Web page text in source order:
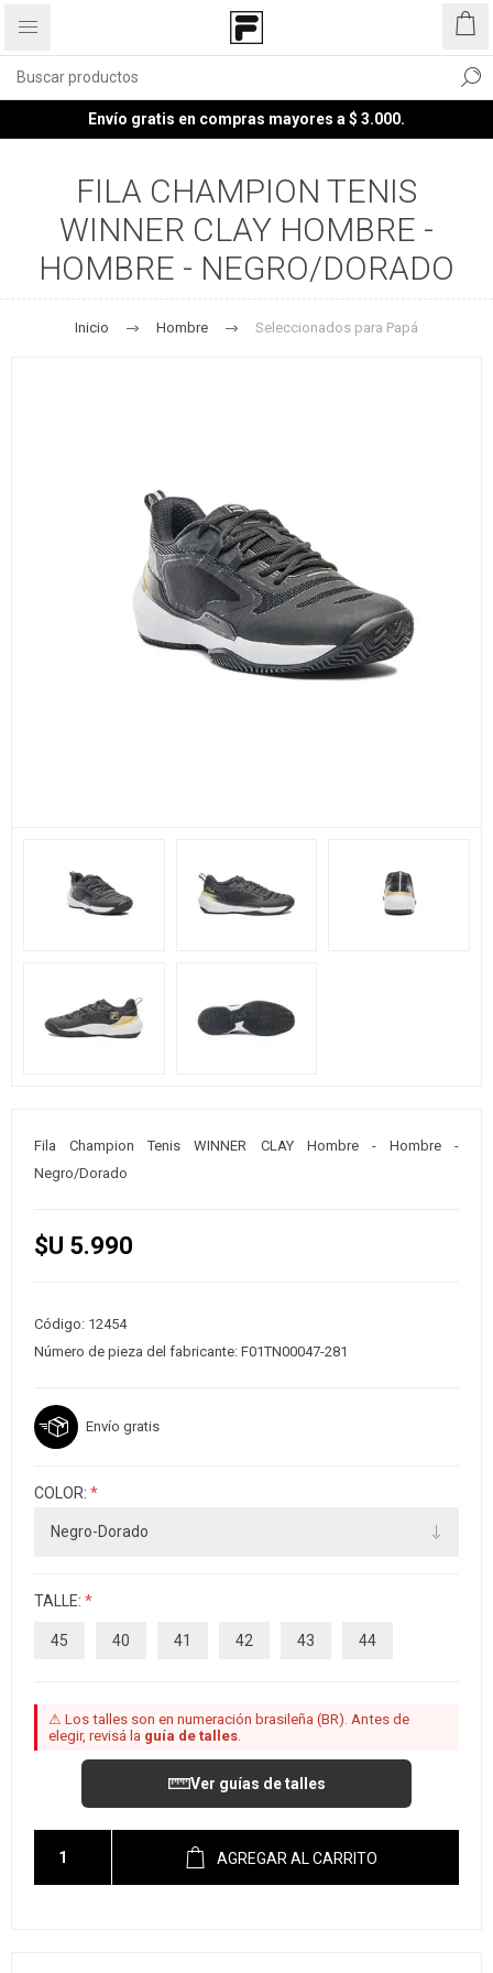
Envío gratis en compras mayores a $ 3.000.
FILA CHAMPION TENIS
WINNER CLAY HOMBRE -
HOMBRE - NEGRO/DORADO
Inicio Hombre Seleccionados para Papá
Fila Champion Tenis WINNER CLAY Hombre - Hombre -
Negro/Dorado
$U 5.990
Código: 12454
Número de pieza del fabricante: F01TN00047-281
Envío gratis
COLOR: *
TALLE: *
45 40 41 42 43 44
⚠ Los talles son en numeración brasileña (BR). Antes de
elegir, revisá la guía de talles
Ver guías de talles
AGREGAR AL CARRITO